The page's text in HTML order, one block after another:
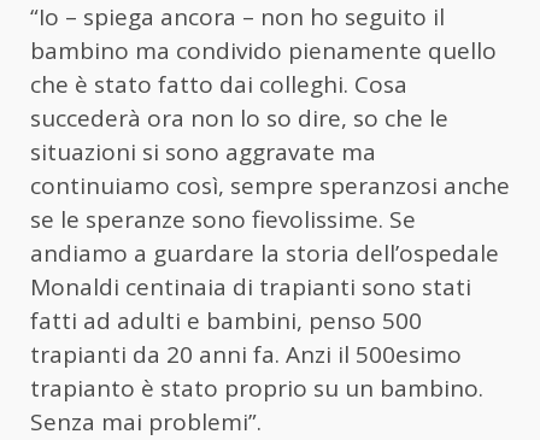
“Io – spiega ancora – non ho seguito il
bambino ma condivido pienamente quello
che è stato fatto dai colleghi. Cosa
succederà ora non lo so dire, so che le
situazioni si sono aggravate ma
continuiamo così, sempre speranzosi anche
se le speranze sono fievolissime. Se
andiamo a guardare la storia dell’ospedale
Monaldi centinaia di trapianti sono stati
fatti ad adulti e bambini, penso 500
trapianti da 20 anni fa. Anzi il 500esimo
trapianto è stato proprio su un bambino.
Senza mai problemi”.